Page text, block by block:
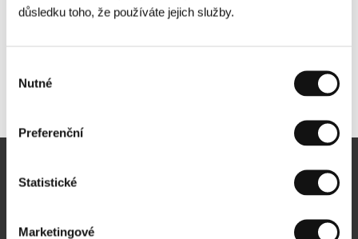
důsledku toho, že používáte jejich služby.
souhlasu
Nutné
Preferenční
Statistické
Marketingové